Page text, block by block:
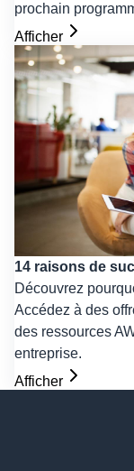
prochain
Afficher
14 raisons de
Découvrez
Accédez à des
des ressources
entreprise.
Afficher